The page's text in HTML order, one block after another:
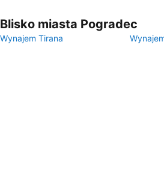
Blisko miasta Pogradec
Wynajem Tirana